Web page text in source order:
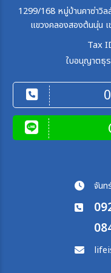
1299/168 หมู่บ้านคาซ่าวิ
แขวงคลองสองต้นนุ่น
Tax
ใบอนุญาตธุร
จันท